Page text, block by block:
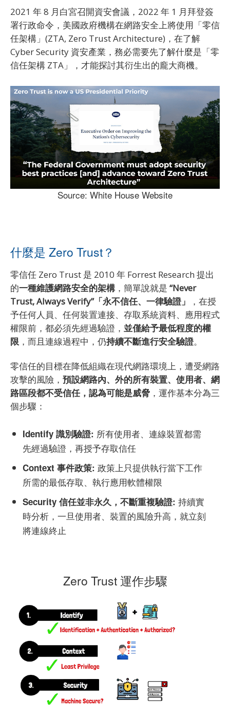
2021 年 8 月白宮召開資安會議，2022 年 1 月拜登簽
署行政命令，美國政府機構在網路安全上將使用「零信
任架構」(ZTA, Zero Trust Architecture)，在了解
Cyber Security 資安產業，務必需要先了解什麼是「零
信任架構 ZTA」，才能探討其衍生出的龐大商機。
Source: White House Website
什麼是 Zero Trust？
零信任 Zero Trust 是 2010 年 Forrest Research 提出
的一種維護網路安全的架構 ，簡單說就是 “Never
Trust, Always Verify”「永不信任、一律驗證」
，在授
予任何人員、任何裝置連接、存取系統資料、應用程式
權限前，都必須先經過驗證， 並僅給予最低程度的權
限 ，而且連線過程中，仍持續不斷進行安全驗證。
零信任的目標在降低組織在現代網路環境上，遭受網路
攻擊的風險， 預設網路內、外的所有裝置、使用者、網
路區段都不受信任，認為可能是威脅 ，運作基本分為三
個步驟：
Identify 識別驗證: 所有使用者、連線裝置都需
先經過驗證，再授予存取信任
Context 事件政策: 政策上只提供執行當下工作
所需的最低存取、執行應用軟體權限
Security 信任並非永久，不斷重複驗證: 持續實
時分析，一旦使用者、裝置的風險升高，就立刻
將連線終止
Zero Trust 運作步驟